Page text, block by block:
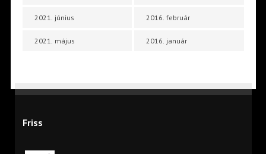
2021. június
2021. május
2016. február
2016. január
Friss